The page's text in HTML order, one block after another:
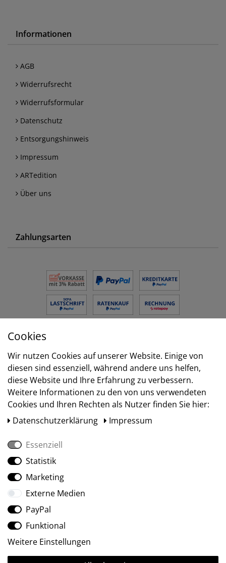
Informationen
AGB
Widerrufsrecht
Widerrufsformular
Datenschutz
Entsorgungshinweis
Impressum
ARTedition
Über uns
Zahlungsarten
Versand
Social Media
Cookies
Wir nutzen Cookies auf unserer Website. Einige von
diesen sind essenziell, während andere uns helfen,
diese Website und Ihre Erfahrung zu verbessern.
Weitere Informationen zu den von uns verwendeten
Cookies und Ihren Rechten als Nutzer finden Sie hier:
Daten­schutz­erklärung
Impressum
Essenziell
Statistik
Marketing
Externe Medien
PayPal
Funktional
Weitere Einstellungen